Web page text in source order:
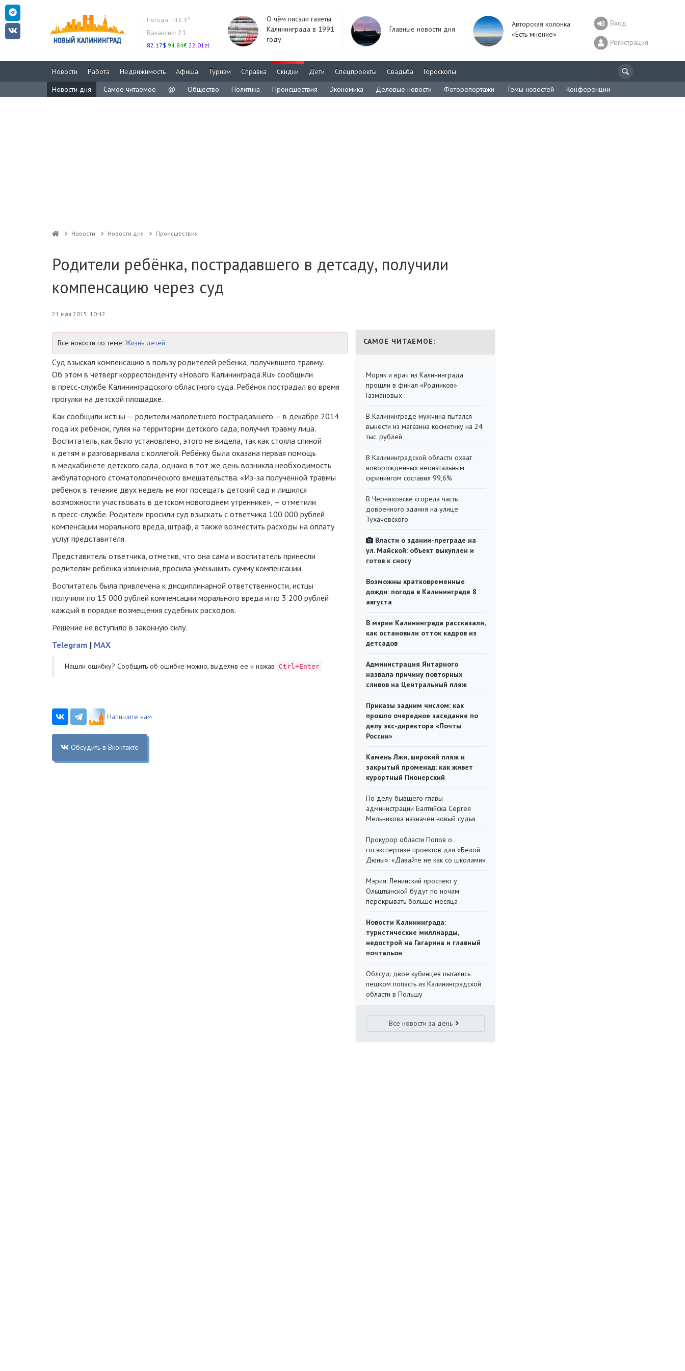
Погода: +18.3°
Вакансии: 21
82.17$ 94.84€ 22.01zł
О чём писали газеты
Калининграда в 1991
году
Главные новости дня
Авторская колонка
«Есть мнение»
Вход
Регистрация
Новости Работа Недвижимость Афиша Туризм Справка Скидки Дети Спецпроекты Свадьба
Гороскопы
Новости дня
Самое читаемое @ Общество Политика Происшествия Экономика Деловые новости Фоторепортажи Темы новостей Конференции
Новости Новости дня Проиcшествия
Родители ребёнка, пострадавшего в детсаду, получили
компенсацию через суд
21 мая 2015, 10:42
Все новости по теме: Жизнь детей
Суд взыскал компенсацию в пользу родителей ребенка, получившего травму.
Об этом в четверг корреспонденту «Нового Калининграда.Ru» сообщили
в пресс-службе Калининградского областного суда. Ребёнок пострадал во время
прогулки на детской площадке.
Как сообщили истцы — родители малолетнего пострадавшего — в декабре 2014
года их ребёнок, гуляя на территории детского сада, получил травму лица.
Воспитатель, как было установлено, этого не видела, так как стояла спиной
к детям и разговаривала с коллегой. Ребёнку была оказана первая помощь
в медкабинете детского сада, однако в тот же день возникла необходимость
амбулаторного стоматологического вмешательства. «Из-за полученной травмы
ребенок в течение двух недель не мог посещать детский сад и лишился
возможности участвовать в детском новогоднем утреннике», — отметили
в пресс-службе. Родители просили суд взыскать с ответчика 100 000 рублей
компенсации морального вреда, штраф, а также возместить расходы на оплату
услуг представителя.
Представитель ответчика, отметив, что она сама и воспитатель принесли
родителям ребёнка извинения, просила уменьшить сумму компенсации.
Воспитатель была привлечена к дисциплинарной ответственности, истцы
получили по 15 000 рублей компенсации морального вреда и по 3 200 рублей
каждый в порядке возмещения судебных расходов.
Решение не вступило в законную силу.
Telegram | MAX
Нашли ошибку? Cообщить об ошибке можно, выделив ее и нажав Ctrl+Enter
Напишите нам
Обсудить в Вконтакте
САМОЕ ЧИТАЕМОЕ:
Моряк и врач из Калининграда
прошли в финал «Родников»
Газмановых
В Калининграде мужчина пытался
вынести из магазина косметику на 24
тыс. рублей
В Калининградской области охват
новорожденных неонатальным
скринингом составил 99,6%
В Черняховске сгорела часть
довоенного здания на улице
Тухачевского
Власти о здании-преграде на
ул. Майской: объект выкуплен и
готов к сносу
Возможны кратковременные
дожди: погода в Калининграде 8
августа
В мэрии Калининграда рассказали,
как остановили отток кадров из
детсадов
Администрация Янтарного
назвала причину повторных
сливов на Центральный пляж
Приказы задним числом: как
прошло очередное заседание по
делу экс-директора «Почты
России»
Камень Лжи, широкий пляж и
закрытый променад: как живет
курортный Пионерский
По делу бывшего главы
администрации Балтийска Сергея
Мельникова назначен новый судья
Прокурор области Попов о
госэкспертизе проектов для «Белой
Дюны»: «Давайте не как со школами»
Мэрия: Ленинский проспект у
Ольштынской будут по ночам
перекрывать больше месяца
Новости Калининграда:
туристические миллиарды,
недострой на Гагарина и главный
почтальон
Облсуд: двое кубинцев пытались
пешком попасть из Калининградской
области в Польшу
Все новости за день